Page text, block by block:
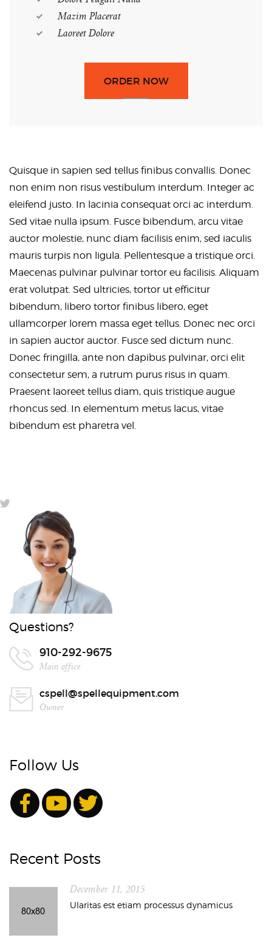
Mazim Placerat
Laoreet Dolore
ORDER NOW
Quisque in sapien sed tellus finibus convallis. Donec
non enim non risus vestibulum interdum. Integer ac
eleifend justo. In lacinia consequat orci ac interdum.
Sed vitae nulla ipsum. Fusce bibendum, arcu vitae
auctor molestie, nunc diam facilisis enim, sed iaculis
mauris turpis non ligula. Pellentesque a tristique orci.
Maecenas pulvinar pulvinar tortor eu facilisis. Aliquam
erat volutpat. Sed ultricies, tortor ut efficitur
bibendum, libero tortor finibus libero, eget
ullamcorper lorem massa eget tellus. Donec nec orci
in sapien auctor auctor. Fusce sed dictum nunc.
Donec fringilla, ante non dapibus pulvinar, orci elit
consectetur sem, a rutrum purus risus in quam.
Praesent laoreet tellus diam, quis tristique augue
rhoncus sed. In elementum metus lacus, vitae
bibendum est pharetra vel.
Questions?
910-292-9675
Main office
cspell@spellequipment.com
Owner
Follow Us
Recent Posts
December 11, 2015
Ularitas est etiam processus dynamicus